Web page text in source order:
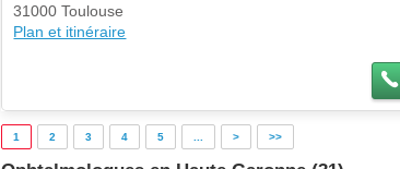
31000 Toulouse
Plan et itinéraire
1 2 3 4 5 > >>